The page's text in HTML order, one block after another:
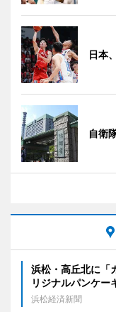
日本
自衛
浜松・高丘北に
リジナルパンケー
浜松経済新聞